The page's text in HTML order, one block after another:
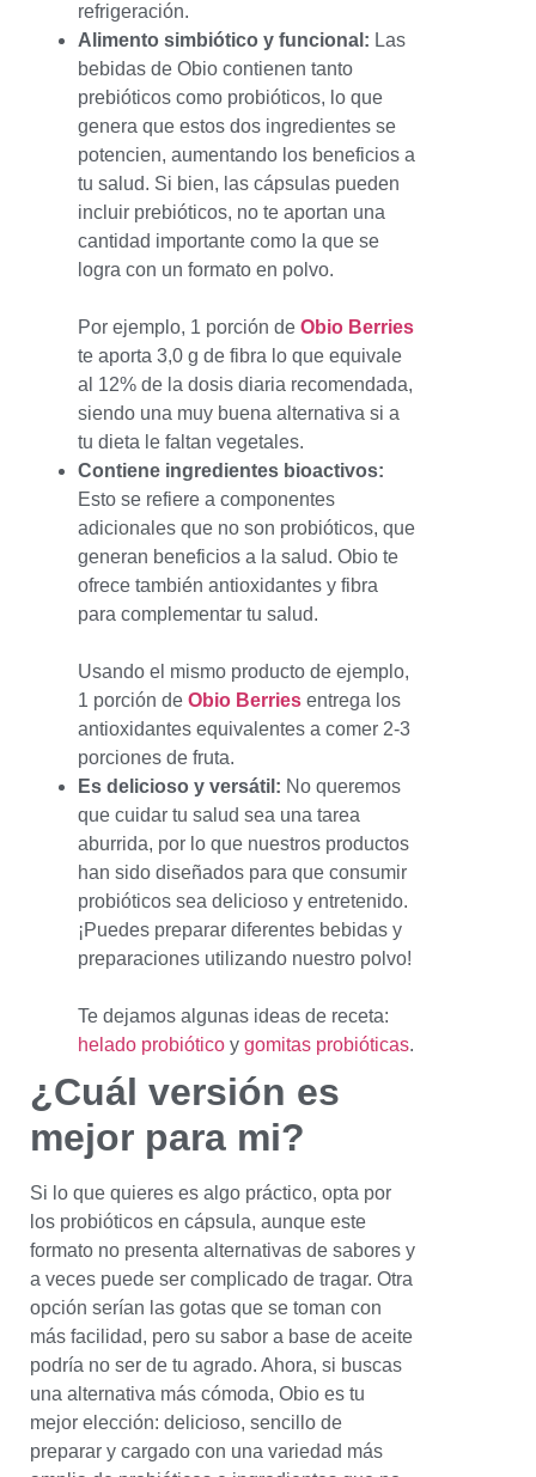
refrigeración.
Alimento simbiótico y funcional: Las
bebidas de Obio contienen tanto
prebióticos como probióticos, lo que
genera que estos dos ingredientes se
potencien, aumentando los beneficios a
tu salud. Si bien, las cápsulas pueden
incluir prebióticos, no te aportan una
cantidad importante como la que se
logra con un formato en polvo.
Por ejemplo, 1 porción de Obio Berries
te aporta 3,0 g de fibra lo que equivale
al 12% de la dosis diaria recomendada,
siendo una muy buena alternativa si a
tu dieta le faltan vegetales.
Contiene ingredientes bioactivos:
Esto se refiere a componentes
adicionales que no son probióticos, que
generan beneficios a la salud. Obio te
ofrece también antioxidantes y fibra
para complementar tu salud.
Usando el mismo producto de ejemplo,
1 porción de Obio Berries entrega los
antioxidantes equivalentes a comer 2-3
porciones de fruta.
Es delicioso y versátil: No queremos
que cuidar tu salud sea una tarea
aburrida, por lo que nuestros productos
han sido diseñados para que consumir
probióticos sea delicioso y entretenido.
¡Puedes preparar diferentes bebidas y
preparaciones utilizando nuestro polvo!
Te dejamos algunas ideas de receta:
helado probiótico y gomitas probióticas.
¿Cuál versión es
mejor para mi?
Si lo que quieres es algo práctico, opta por
los probióticos en cápsula, aunque este
formato no presenta alternativas de sabores y
a veces puede ser complicado de tragar. Otra
opción serían las gotas que se toman con
más facilidad, pero su sabor a base de aceite
podría no ser de tu agrado. Ahora, si buscas
una alternativa más cómoda, Obio es tu
mejor elección: delicioso, sencillo de
preparar y cargado con una variedad más